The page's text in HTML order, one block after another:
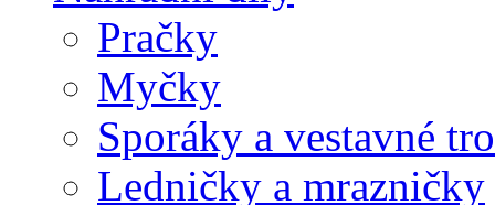
Pračky
Myčky
Sporáky a vestavné
Ledničky a mrazničky